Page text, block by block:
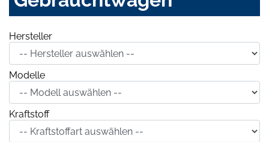
Hersteller
Modelle
Kraftstoff